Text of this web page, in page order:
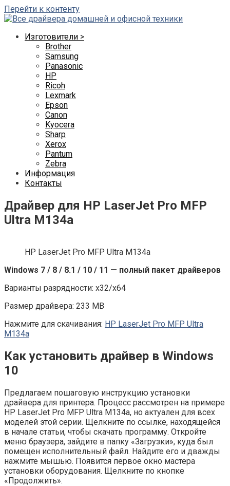
Перейти к контенту
Изготовители >
Brother
Samsung
Panasonic
HP
Ricoh
Lexmark
Epson
Canon
Kyocera
Sharp
Xerox
Pantum
Zebra
Информация
Контакты
Драйвер для HP LaserJet Pro MFP
Ultra M134a
HP LaserJet Pro MFP Ultra M134a
Windows 7 / 8 / 8.1 / 10 / 11 — полный пакет драйверов
Варианты разрядности: x32/x64
Размер драйвера: 233 MB
Нажмите для скачивания: HP LaserJet Pro MFP Ultra
M134a
Как установить драйвер в Windows
10
Предлагаем пошаговую инструкцию установки
драйвера для принтера. Процесс рассмотрен на примере
HP LaserJet Pro MFP Ultra M134a, но актуален для всех
моделей этой серии. Щелкните по ссылке, находящейся
в начале статьи, чтобы скачать программу. Откройте
меню браузера, зайдите в папку «Загрузки», куда был
помещен исполнительный файл. Найдите его и дважды
нажмите мышью. Появится первое окно мастера
установки оборудования. Щелкните по кнопке
«Продолжить».